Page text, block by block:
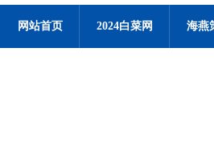
网站首页 2024白菜网 海燕